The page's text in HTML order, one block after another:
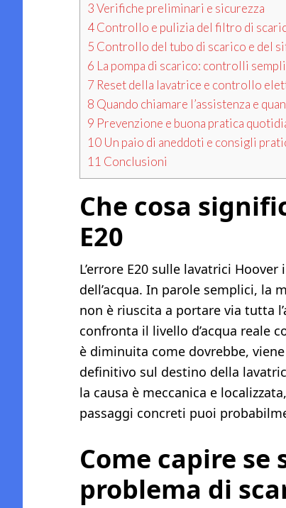
3Verifiche preliminari e sicurezza
4Controllo e pulizia del filtro di
5 Controllo del tubo di scarico e del
6 La pompa di scarico: controlli
7 Reset della lavatrice e controllo
8 Quando chiamare l’assistenza e
9 Prevenzione e buona pratica
10 Un paio di aneddoti e consigli
11 Conclusioni
Che cosa
E20
L’errore E20 sulle lavatrici
dell’acqua. In parole semplici, la
non è riuscita a portare via tutta
confronta il livello d’acqua reale
è diminuita come dovrebbe,
definitivo sul destino della
la causa è meccanica e
passaggi concreti puoi
Come capire
problema di